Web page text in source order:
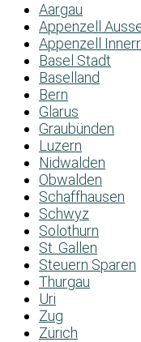
Aargau
Appenzell
Appenzell
Basel Stadt
Baselland
Bern
Glarus
Graubünden
Luzern
Nidwalden
Obwalden
Schaffhausen
Schwyz
Solothurn
St. Gallen
Steuern Sparen
Thurgau
Uri
Zug
Zürich